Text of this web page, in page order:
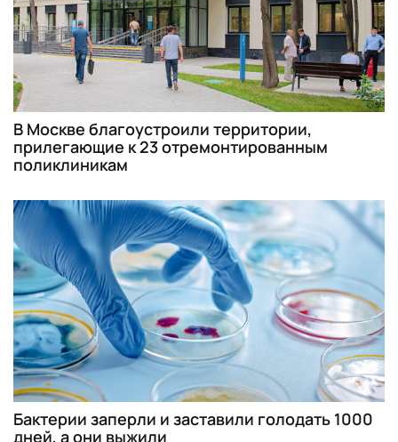
В Москве благоустроили территории,
прилегающие к 23 отремонтированным
поликлиникам
Бактерии заперли и заставили голодать 1000
дней, а они выжили